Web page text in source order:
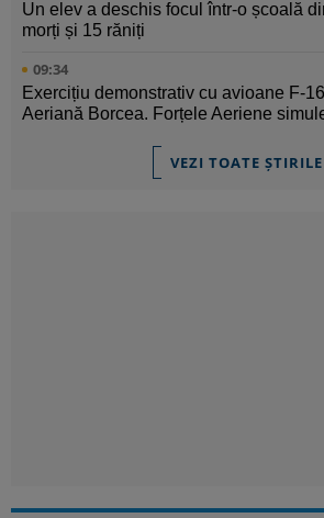
Un elev a deschis focul într-o școală
morți și 15 răniți
09:34
Exercițiu demonstrativ cu avioane F-
Aeriană Borcea. Forțele Aeriene
VEZI TOATE ȘTIRILE